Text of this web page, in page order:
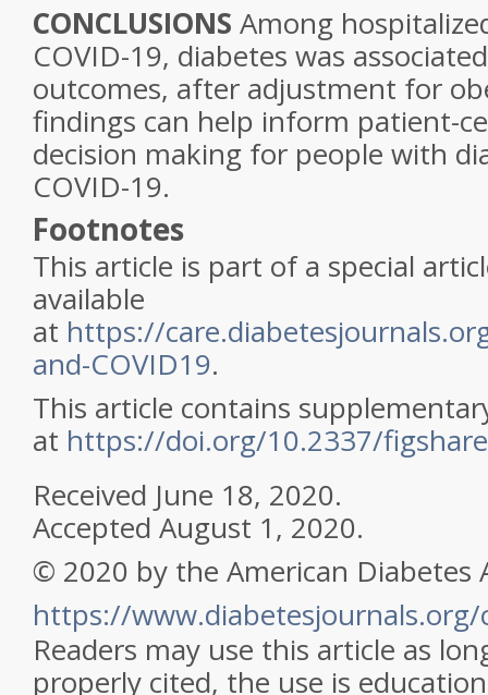
CONCLUSIONS Among
COVID-19, diabetes was
outcomes, after adjustment for
findings can help inform patient-
decision making for people with
COVID-19.
Footnotes
This article is part of a special
available
at https://
and-COVID19.
This article contains
at https://doi.org/10.2337/
Received June 18, 2020.
Accepted August 1, 2020.
© 2020 by the American Diabetes
https://
Readers may use this article as
properly cited, the use is